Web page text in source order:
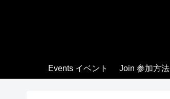
Events イベント Join 参加方法